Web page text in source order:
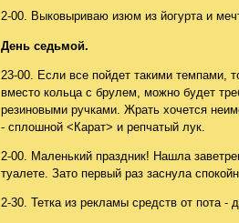
2-00. Выковыриваю изюм из йогурта и
День седьмой.
23-00. Если все пойдет такими темпами,
вместо кольца с брулем, можно будет
резиновыми ручками. Жрать хочется
- сплошной <Карат> и репчатый лук.
2-00. Маленький праздник! Нашла
туалете. Зато первый раз заснула
2-30. Тетка из рекламы средств от пота -